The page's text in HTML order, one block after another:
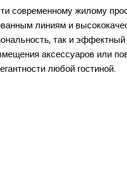
современному жилому
линиям и
так и
аксессуаров или
любой гостиной.